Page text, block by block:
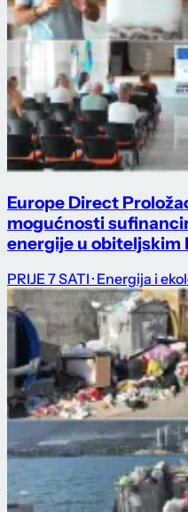
Europe Direct
mogućnosti
energije u obiteljskim
PRIJE 7 SATI · Energija i